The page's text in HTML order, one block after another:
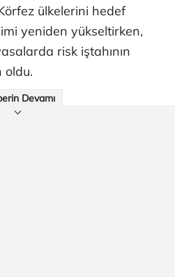
ülkelerini hedef
yeniden yükseltirken,
risk iştahının
oldu.
Devamı